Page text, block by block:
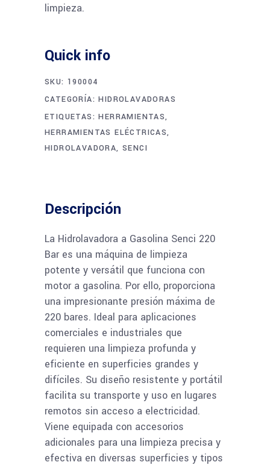
limpieza.
Quick info
SKU: 190004
CATEGORÍA:HIDROLAVADORAS
ETIQUETAS:HERRAMIENTAS,
HERRAMIENTAS ELÉCTRICAS,
HIDROLAVADORA,SENCI
Descripción
La Hidrolavadora a Gasolina Senci 220
Bar es una máquina de limpieza
potente y versátil que funciona con
motor a gasolina. Por ello, proporciona
una impresionante presión máxima de
220 bares. Ideal para aplicaciones
comerciales e industriales que
requieren una limpieza profunda y
eficiente en superficies grandes y
difíciles. Su diseño resistente y portátil
facilita su transporte y uso en lugares
remotos sin acceso a electricidad.
Viene equipada con accesorios
adicionales para una limpieza precisa y
efectiva en diversas superficies y tipos